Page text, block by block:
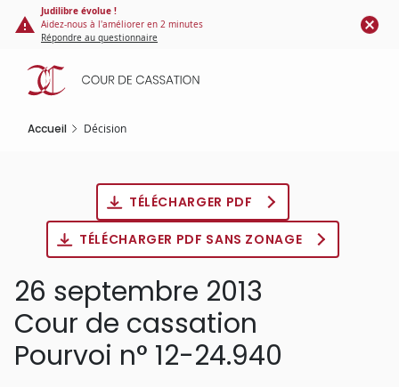
Panneau de gestion des cookies
contenu
principal
Judilibre évolue !
Aidez-nous à l'améliorer en 2 minutes
Répondre au questionnaire
Accueil Décision
TÉLÉCHARGER PDF
TÉLÉCHARGER PDF SANS ZONAGE
26 septembre 2013
Cour de cassation
Pourvoi n° 12-24.940